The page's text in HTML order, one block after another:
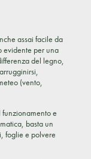
assai facile da
evidente per una
del legno,
(vento,
e
basta un
foglie e polvere